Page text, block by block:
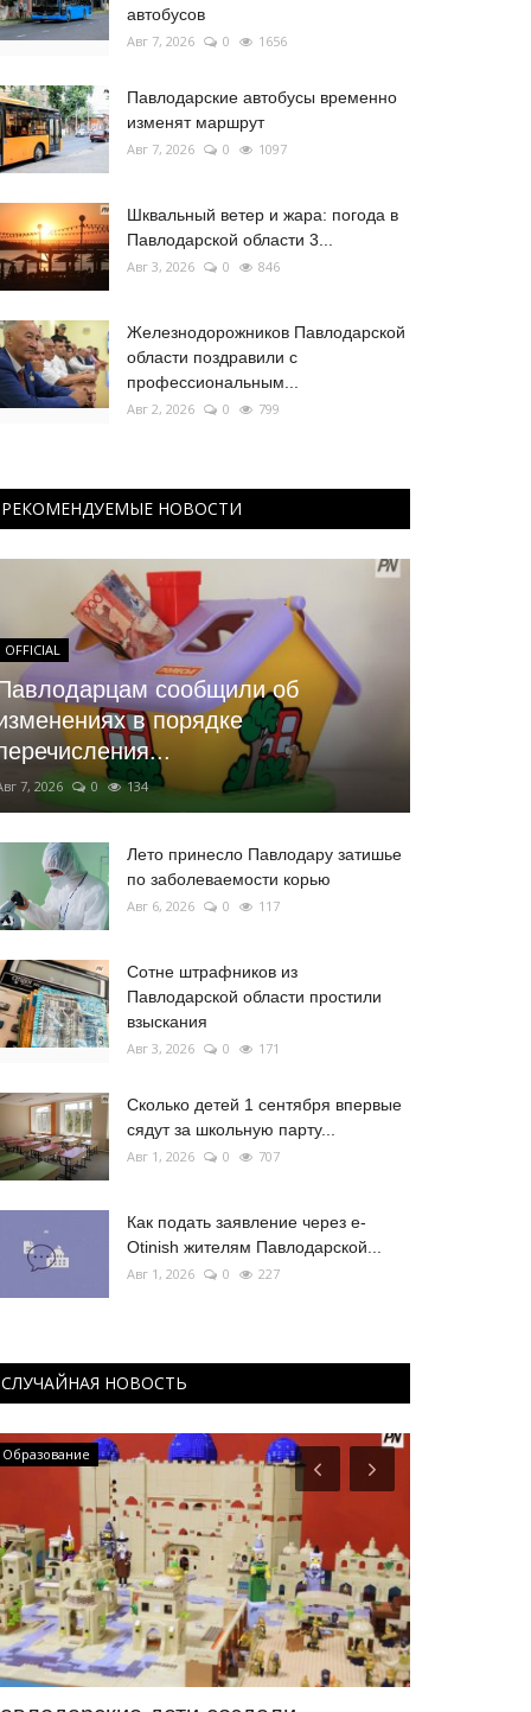
автобусов
Авг 7, 2026 0 1656
Павлодарские автобусы временно
изменят маршрут
Авг 7, 2026 0 1097
Шквальный ветер и жара: погода в
Павлодарской области 3...
Авг 3, 2026 0 846
Железнодорожников Павлодарской
области поздравили с
профессиональным...
Авг 2, 2026 0 799
РЕКОМЕНДУЕМЫЕ НОВОСТИ
OFFICIAL
сообщили об
в порядке
7, 2026 0 134
Лето принесло Павлодару затишье
по заболеваемости корью
Авг 6, 2026 0 117
Сотне штрафников из
Павлодарской области простили
взыскания
Авг 3, 2026 0 171
Сколько детей 1 сентября впервые
сядут за школьную парту...
Авг 1, 2026 0 707
Как подать заявление через e-
Otinish жителям Павлодарской...
Авг 1, 2026 0 227
СЛУЧАЙНАЯ НОВОСТЬ
Образование